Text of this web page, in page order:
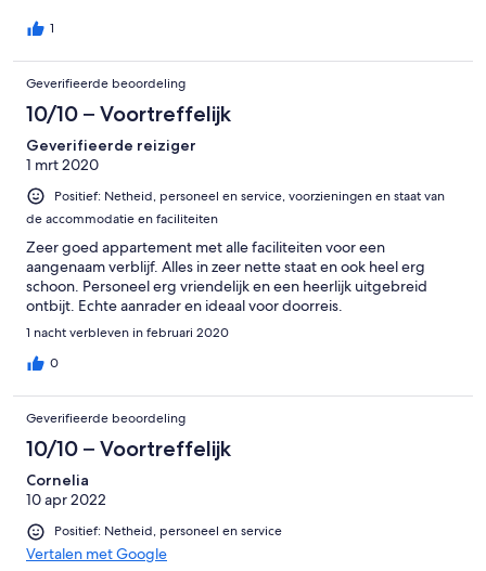
1
Geverifieerde beoordeling
10/10 – Voortreffelijk
Geverifieerde reiziger
1 mrt 2020
Positief: Netheid, personeel en service, voorzieningen en staat van
de accommodatie en faciliteiten
Zeer goed appartement met alle faciliteiten voor een
aangenaam verblijf. Alles in zeer nette staat en ook heel erg
schoon. Personeel erg vriendelijk en een heerlijk uitgebreid
ontbijt. Echte aanrader en ideaal voor doorreis.
1 nacht verbleven in februari 2020
0
Geverifieerde beoordeling
10/10 – Voortreffelijk
Cornelia
10 apr 2022
Positief: Netheid, personeel en service
Vertalen met Google